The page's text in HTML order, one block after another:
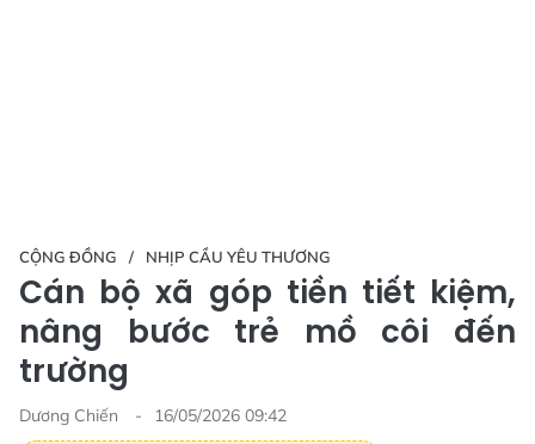
CỘNG ĐỒNG NHỊP CẦU YÊU THƯƠNG
Cán bộ xã góp tiền tiết kiệm,
nâng bước trẻ mồ côi đến
trường
Dương Chiến
16/05/2026 09:42